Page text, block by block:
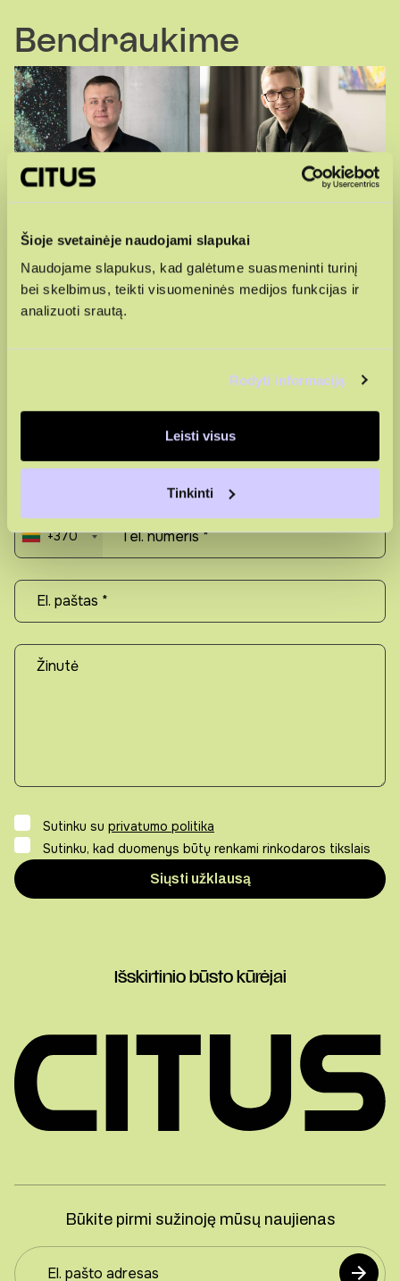
Šioje svetainėje naudojami slapukai
Naudojame slapukus, kad galėtume suasmeninti turinį
bei skelbimus, teikti visuomeninės medijos funkcijas ir
analizuoti srautą.
Rodyti informaciją
Leisti visus
Tinkinti
Bendraukime
Gyvenamasis
būstas
Michailas
Komercinės
Justas
+370
Sutinku su privatumo politika
Sutinku, kad duomenys būtų renkami rinkodaros tikslais
Išskirtinio būsto kūrėjai
Būkite pirmi sužinoję mūsų naujienas